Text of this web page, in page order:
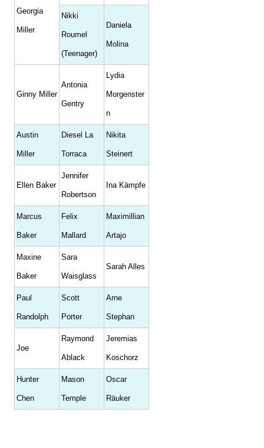
Georgia
Miller
Nikki
Roumel
(Teenager)
Daniela
Molina
Ginny Miller
Antonia
Gentry
Lydia
Morgenster
n
Austin
Miller
Diesel La
Torraca
Nikita
Steinert
Ellen Baker
Jennifer
Robertson
Ina Kämpfe
Marcus
Baker
Felix
Mallard
Maximillian
Artajo
Maxine
Baker
Sara
Waisglass
Sarah Alles
Paul
Randolph
Scott
Porter
Arne
Stephan
Joe
Raymond
Ablack
Jeremias
Koschorz
Hunter
Chen
Mason
Temple
Oscar
Räuker